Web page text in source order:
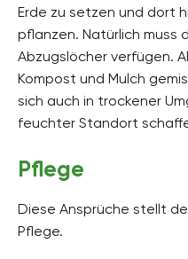
Erde zu setzen und dort
pflanzen. Natürlich muss
Abzugslöcher verfügen.
Kompost und Mulch
sich auch in trockener
feuchter Standort
Pflege
Diese Ansprüche stellt
Pflege.